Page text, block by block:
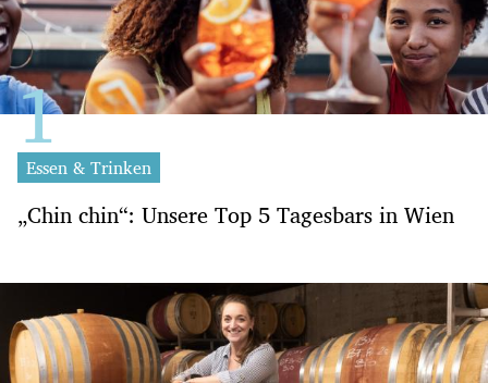
Essen & Trinken
„Chin chin“: Unsere Top 5 Tagesbars in Wien